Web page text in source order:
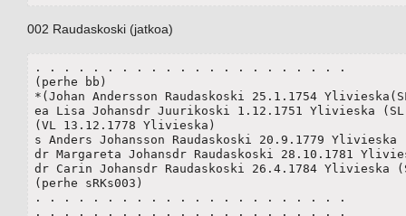
002 Raudaskoski (jatkoa)
. . . . . . . . . . . . . . . . . . . . . .
(perhe bb)
*(Johan Andersson Raudaskoski 25.1.1754
ea Lisa Johansdr Juurikoski 1.12.1751 Ylivieska
(VL 13.12.1778 Ylivieska)
s Anders Johansson Raudaskoski 20.9.1779 Ylivieska
dr Margareta Johansdr Raudaskoski 28.10.1781
dr Carin Johansdr Raudaskoski 26.4.1784 Ylivieska
(perhe sRKs003)
. . . . . . . . . . . . . . . . . . . . . .
. . . . . . . . . . . . . . . . . . . . . .